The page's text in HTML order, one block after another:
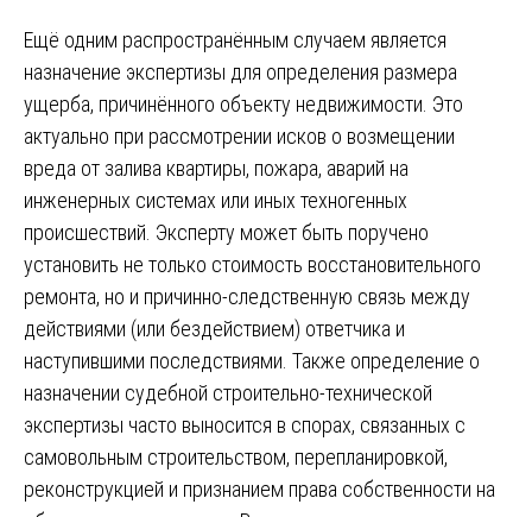
Ещё одним распространённым случаем является
назначение экспертизы для определения размера
ущерба, причинённого объекту недвижимости. Это
актуально при рассмотрении исков о возмещении
вреда от залива квартиры, пожара, аварий на
инженерных системах или иных техногенных
происшествий. Эксперту может быть поручено
установить не только стоимость восстановительного
ремонта, но и причинно-следственную связь между
действиями (или бездействием) ответчика и
наступившими последствиями. Также определение о
назначении судебной строительно-технической
экспертизы часто выносится в спорах, связанных с
самовольным строительством, перепланировкой,
реконструкцией и признанием права собственности на